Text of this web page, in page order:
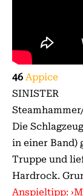
46 Appice
SINISTER
Die
in einer Band)
Truppe und
Hardrock.
Anspieltipp: